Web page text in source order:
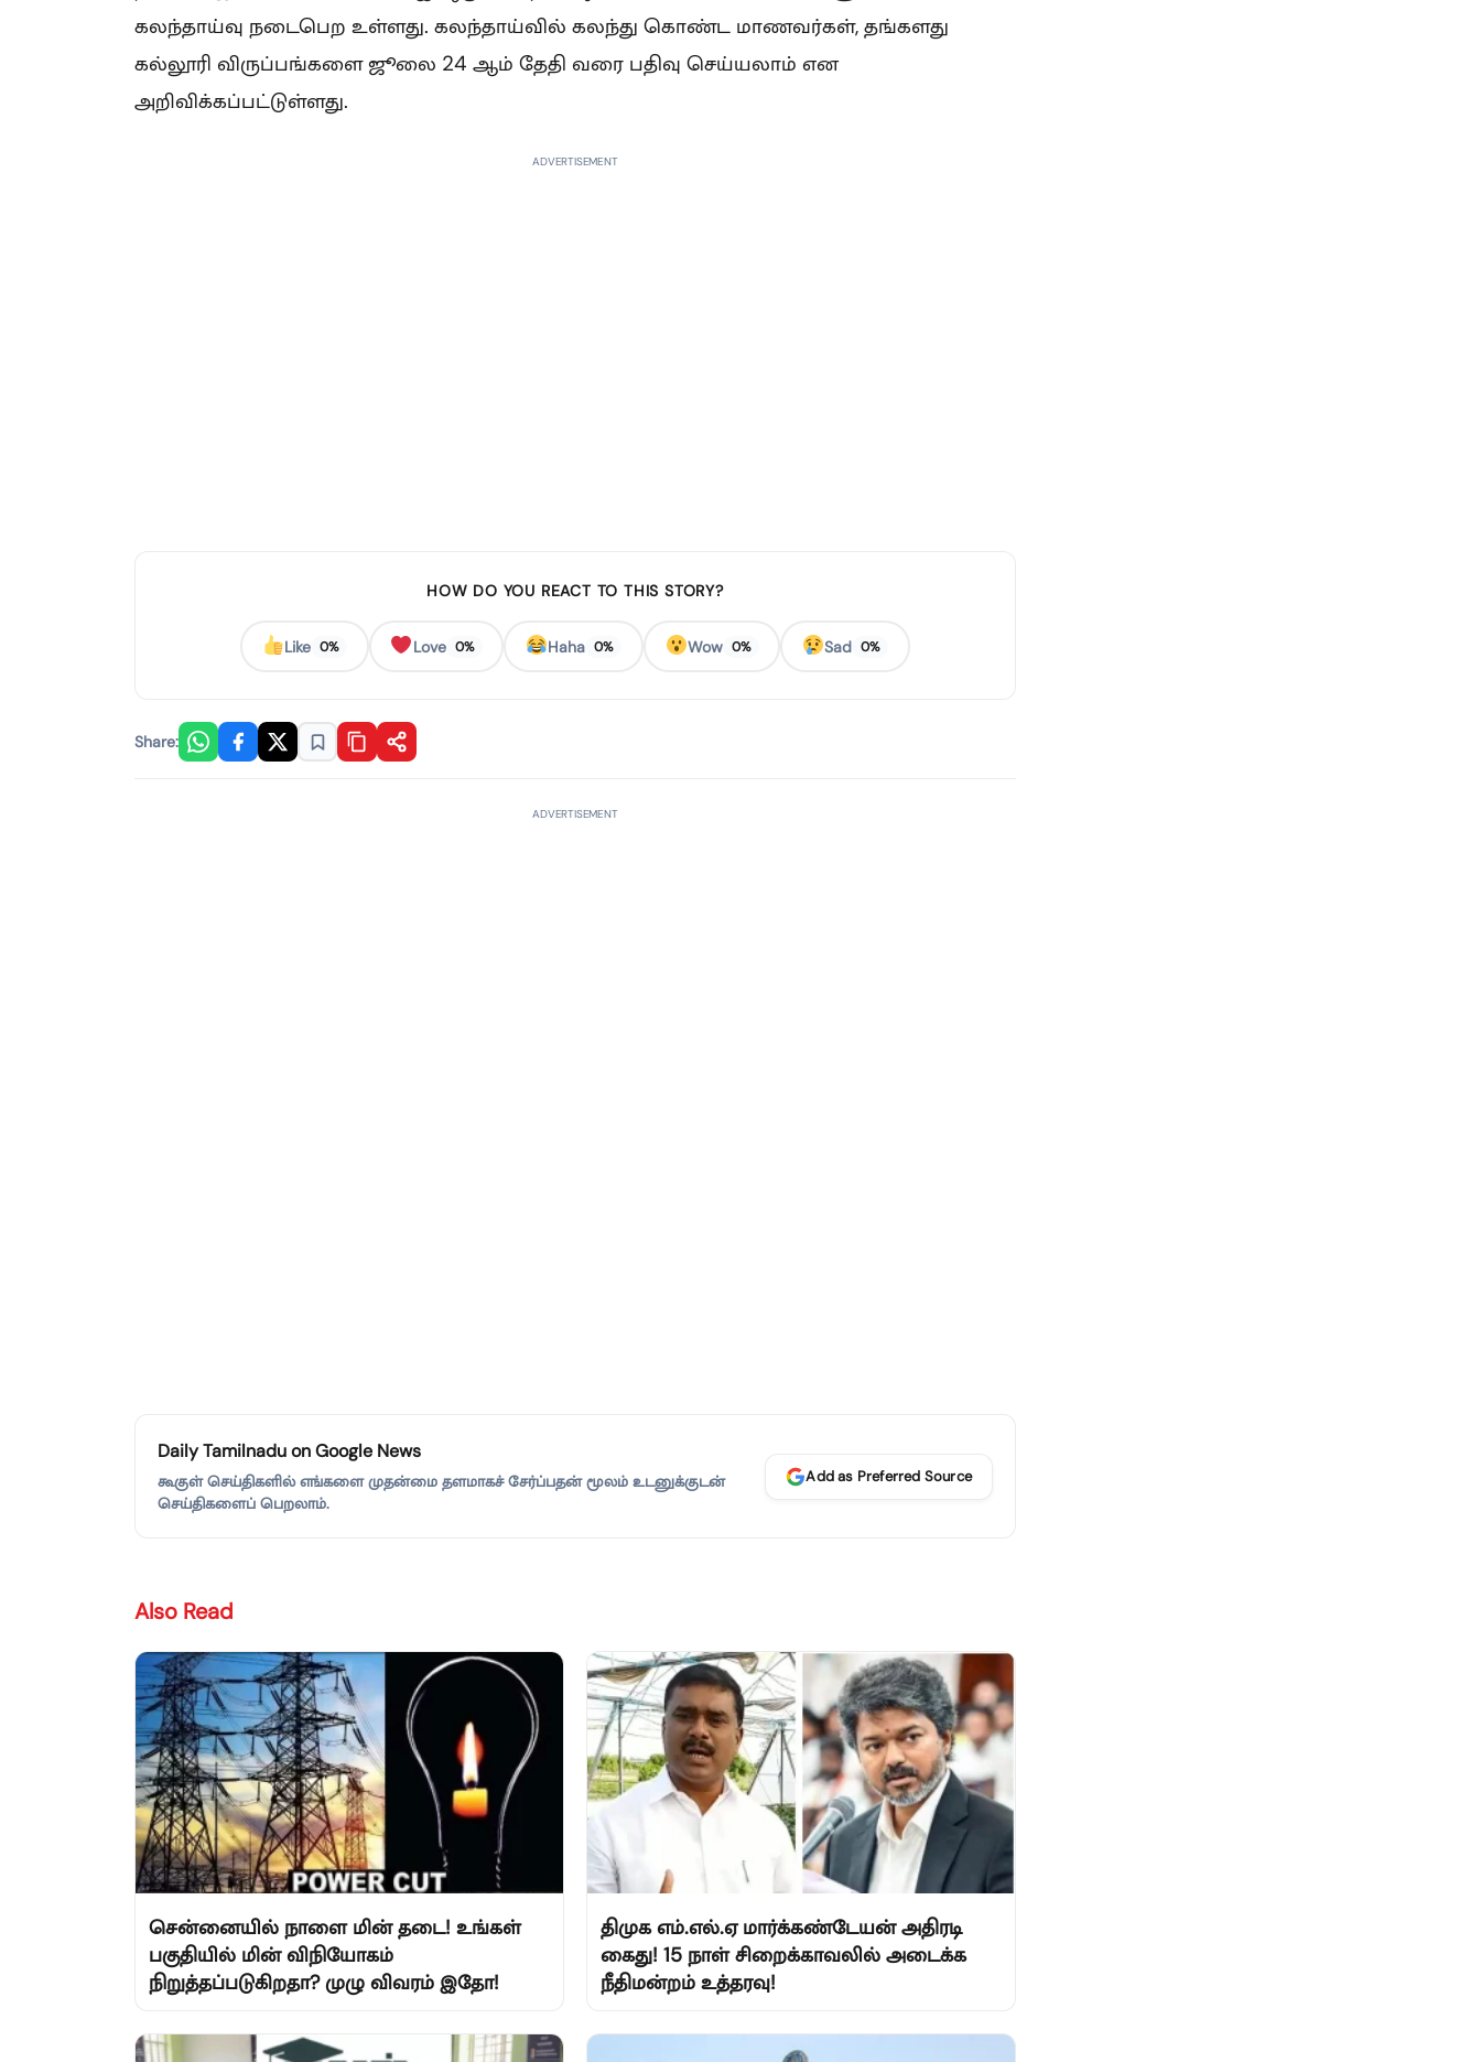
கலந்தாய்வு நடைபெற உள்ளது. கலந்தாய்வில் கலந்து கொண்ட மாணவர்கள், தங்களது
கல்லூரி விருப்பங்களை ஜூலை 24 ஆம் தேதி வரை பதிவு செய்யலாம் என
அறிவிக்கப்பட்டுள்ளது.
ADVERTISEMENT
HOW DO YOU REACT TO THIS STORY?
Like 0% Love 0% Haha 0% Wow 0% Sad 0%
Share:
ADVERTISEMENT
Daily Tamilnadu on Google News
கூகுள் செய்திகளில் எங்களை முதன்மை தளமாகச் சேர்ப்பதன் மூலம் உடனுக்குடன்
செய்திகளைப் பெறலாம்.
Add as Preferred Source
Also Read
சென்னையில் நாளை மின் தடை! உங்கள்
பகுதியில் மின் விநியோகம்
நிறுத்தப்படுகிறதா? முழு விவரம் இதோ!
திமுக எம்.எல்.ஏ மார்க்கண்டேயன் அதிரடி
கைது! 15 நாள் சிறைக்காவலில் அடைக்க
நீதிமன்றம் உத்தரவு!